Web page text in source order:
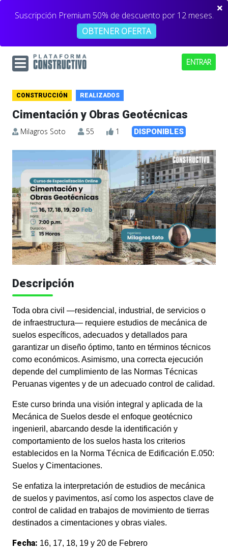
Suscripción Premium 50% de descuento por 12 meses.
OBTENER OFERTA
ENTRAR
CONSTRUCCIÓN REALIZADOS
Cimentación y Obras Geotécnicas
Milagros Soto 55 1 DISPONIBLES
Descripción
Toda obra civil —residencial, industrial, de servicios o
de infraestructura— requiere estudios de mecánica de
suelos específicos, adecuados y detallados para
garantizar un diseño óptimo, tanto en términos técnicos
como económicos. Asimismo, una correcta ejecución
depende del cumplimiento de las Normas Técnicas
Peruanas vigentes y de un adecuado control de calidad.
Este curso brinda una visión integral y aplicada de la
Mecánica de Suelos desde el enfoque geotécnico
ingenieril, abarcando desde la identificación y
comportamiento de los suelos hasta los criterios
establecidos en la Norma Técnica de Edificación E.050:
Suelos y Cimentaciones.
Se enfatiza la interpretación de estudios de mecánica
de suelos y pavimentos, así como los aspectos clave de
control de calidad en trabajos de movimiento de tierras
destinados a cimentaciones y obras viales.
Fecha: 16, 17, 18, 19 y 20 de Febrero